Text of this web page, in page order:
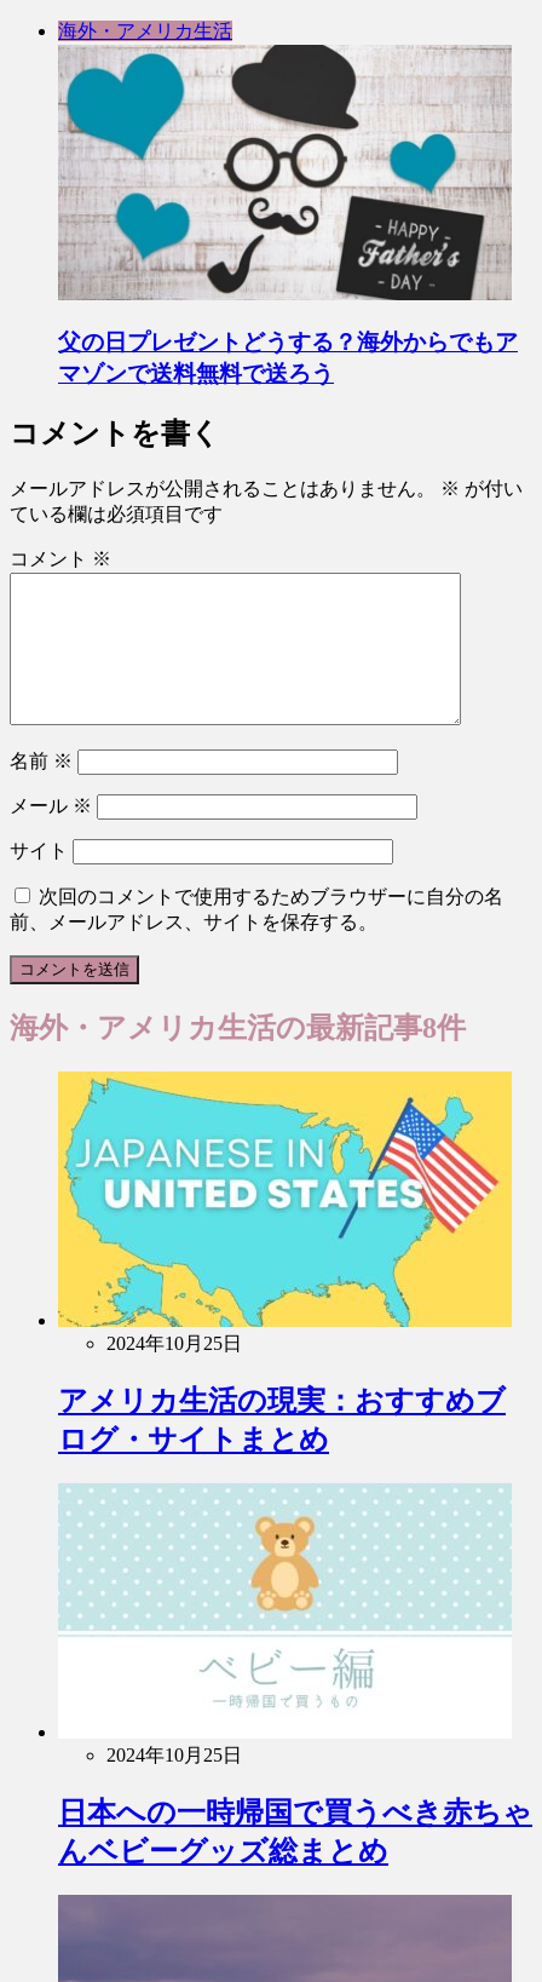
海外・アメリカ生活
父の日プレゼントどうする？海外からでもア
マゾンで送料無料で送ろう
コメントを書く
メールアドレスが公開されることはありません。 ※ が付い
ている欄は必須項目です
コメント ※
名前 ※
メール ※
サイト
次回のコメントで使用するためブラウザーに自分の名
前、メールアドレス、サイトを保存する。
海外・アメリカ生活の最新記事8件
2024年10月25日
アメリカ生活の現実：おすすめブ
ログ・サイトまとめ
2024年10月25日
日本への一時帰国で買うべき赤ちゃ
んベビーグッズ総まとめ